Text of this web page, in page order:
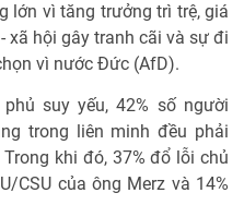
lớn vì tăng trưởng trì trệ, giá
xã hội gây tranh cãi và sự đi
vì nước Đức (AfD).
suy yếu, 42% số người
trong liên minh đều phải
khi đó, 37% đổ lỗi chủ
CSU của ông Merz và 14%